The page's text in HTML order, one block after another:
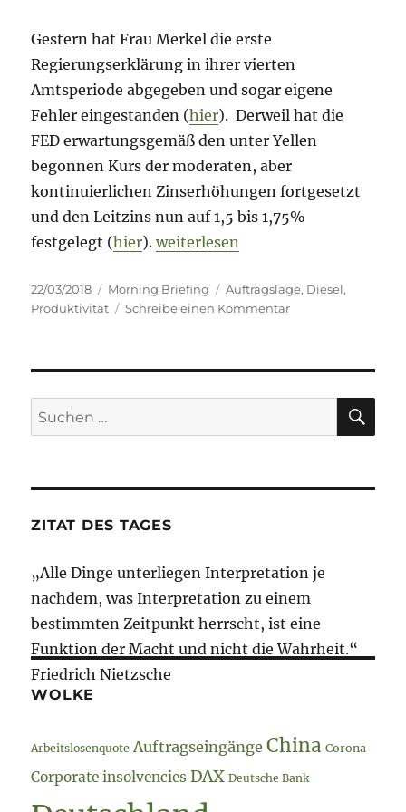
Gestern hat Frau Merkel die erste
Regierungserklärung in ihrer vierten
Amtsperiode abgegeben und sogar eigene
Fehler eingestanden (hier). Derweil hat die
FED erwartungsgemäß den unter Yellen
begonnen Kurs der moderaten, aber
kontinuierlichen Zinserhöhungen fortgesetzt
und den Leitzins nun auf 1,5 bis 1,75%
festgelegt (hier).„Morning Briefing – 22. März
weiterlesen
Veröffentlicht
am
22/03/2018 Kategorien
Morning Briefing Schlagwörter
Auftragslage, Diesel,
Produktivität
Schreibe einen Kommentarzu
März
–
Suche
nach:
ZITAT DES TAGES
„Alle Dinge unterliegen Interpretation je
nachdem, was Interpretation zu einem
bestimmten Zeitpunkt herrscht, ist eine
Funktion der Macht und nicht die Wahrheit.“
Friedrich Nietzsche
WOLKE
Arbeitslosenquote Auftragseingänge China Corona
Corporate insolvencies DAX Deutsche Bank